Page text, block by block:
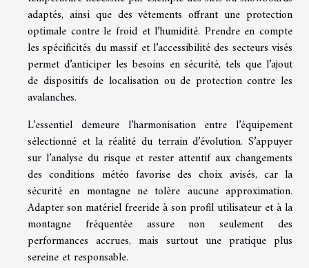
adaptés, ainsi que des vêtements offrant une protection
optimale contre le froid et l’humidité. Prendre en compte
les spécificités du massif et l’accessibilité des secteurs visés
permet d’anticiper les besoins en sécurité, tels que l’ajout
de dispositifs de localisation ou de protection contre les
avalanches.
L’essentiel demeure l’harmonisation entre l’équipement
sélectionné et la réalité du terrain d’évolution. S’appuyer
sur l’analyse du risque et rester attentif aux changements
des conditions météo favorise des choix avisés, car la
sécurité en montagne ne tolère aucune approximation.
Adapter son matériel freeride à son profil utilisateur et à la
montagne fréquentée assure non seulement des
performances accrues, mais surtout une pratique plus
sereine et responsable.